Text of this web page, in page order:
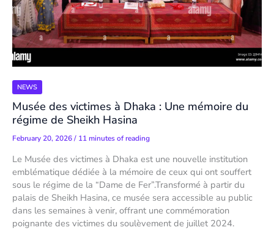
NEWS
Musée des victimes à Dhaka : Une mémoire du
régime de Sheikh Hasina
February 20, 2026/ 11 minutes of reading
Le Musée des victimes à Dhaka est une nouvelle institution
emblématique dédiée à la mémoire de ceux qui ont souffert
sous le régime de la “Dame de Fer”.Transformé à partir du
palais de Sheikh Hasina, ce musée sera accessible au public
dans les semaines à venir, offrant une commémoration
poignante des victimes du soulèvement de juillet 2024.